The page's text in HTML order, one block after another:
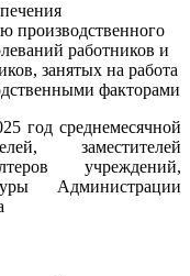
производственного
работников и
занятых на работа
факторами
год среднемесячной
заместителей
учреждений,
Администрации